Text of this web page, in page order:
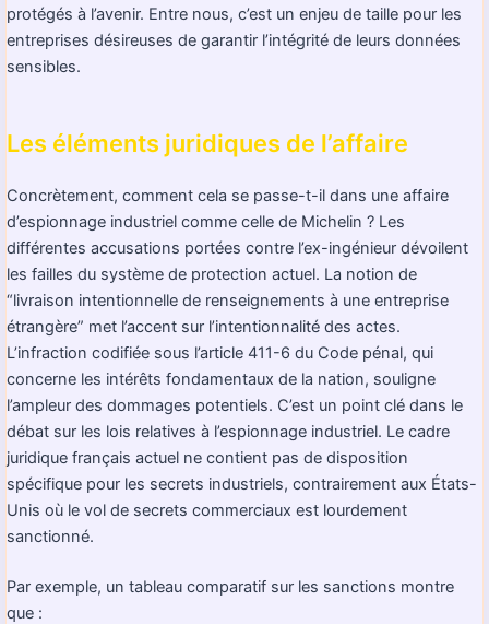
protégés à l’avenir. Entre nous, c’est un enjeu de taille pour les
entreprises désireuses de garantir l’intégrité de leurs données
sensibles.
Les éléments juridiques de l’affaire
Concrètement, comment cela se passe-t-il dans une affaire
d’espionnage industriel comme celle de Michelin ? Les
différentes accusations portées contre l’ex-ingénieur dévoilent
les failles du système de protection actuel. La notion de
“livraison intentionnelle de renseignements à une entreprise
étrangère” met l’accent sur l’intentionnalité des actes.
L’infraction codifiée sous l’article 411-6 du Code pénal, qui
concerne les intérêts fondamentaux de la nation, souligne
l’ampleur des dommages potentiels. C’est un point clé dans le
débat sur les lois relatives à l’espionnage industriel. Le cadre
juridique français actuel ne contient pas de disposition
spécifique pour les secrets industriels, contrairement aux États-
Unis où le vol de secrets commerciaux est lourdement
sanctionné.
Par exemple, un tableau comparatif sur les sanctions montre
que :